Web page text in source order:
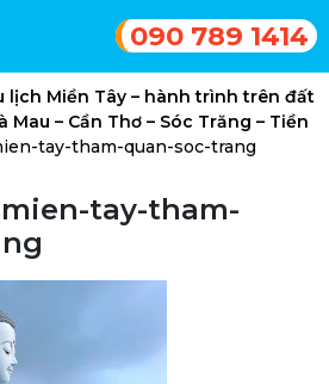
090 789 1414
lịch Miền Tây – hành trình trên đất
Mau – Cần Thơ – Sóc Trăng – Tiền
tay-tham-quan-soc-trang
tay-tham-